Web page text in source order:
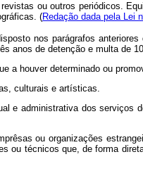
ou outros periódicos.
(Redação dada pela Lei
nos parágrafos anteriores
anos de detenção e multa de
a houver determinado ou
culturais e artísticas.
dos serviços
ou organizações
ou técnicos que, de forma